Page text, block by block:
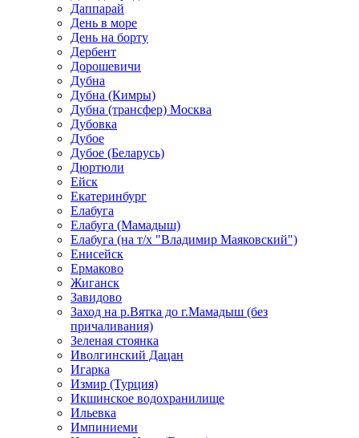
Даппарай
День в море
День на борту
Дербент
Дорошевичи
Дубна
Дубна (Кимры)
Дубна (трансфер) Москва
Дубовка
Дубое
Дубое (Беларусь)
Дюртюли
Ейск
Екатеринбург
Елабуга
Елабуга (Мамадыш)
Елабуга (на т/х "Владимир Маяковский")
Енисейск
Ермаково
Жиганск
Завидово
Заход на р.Вятка до г.Мамадыш (без
причаливания)
Зеленая стоянка
Иволгинский Дацан
Игарка
Измир (Турция)
Икшинское водохранилище
Ильевка
Импиниеми